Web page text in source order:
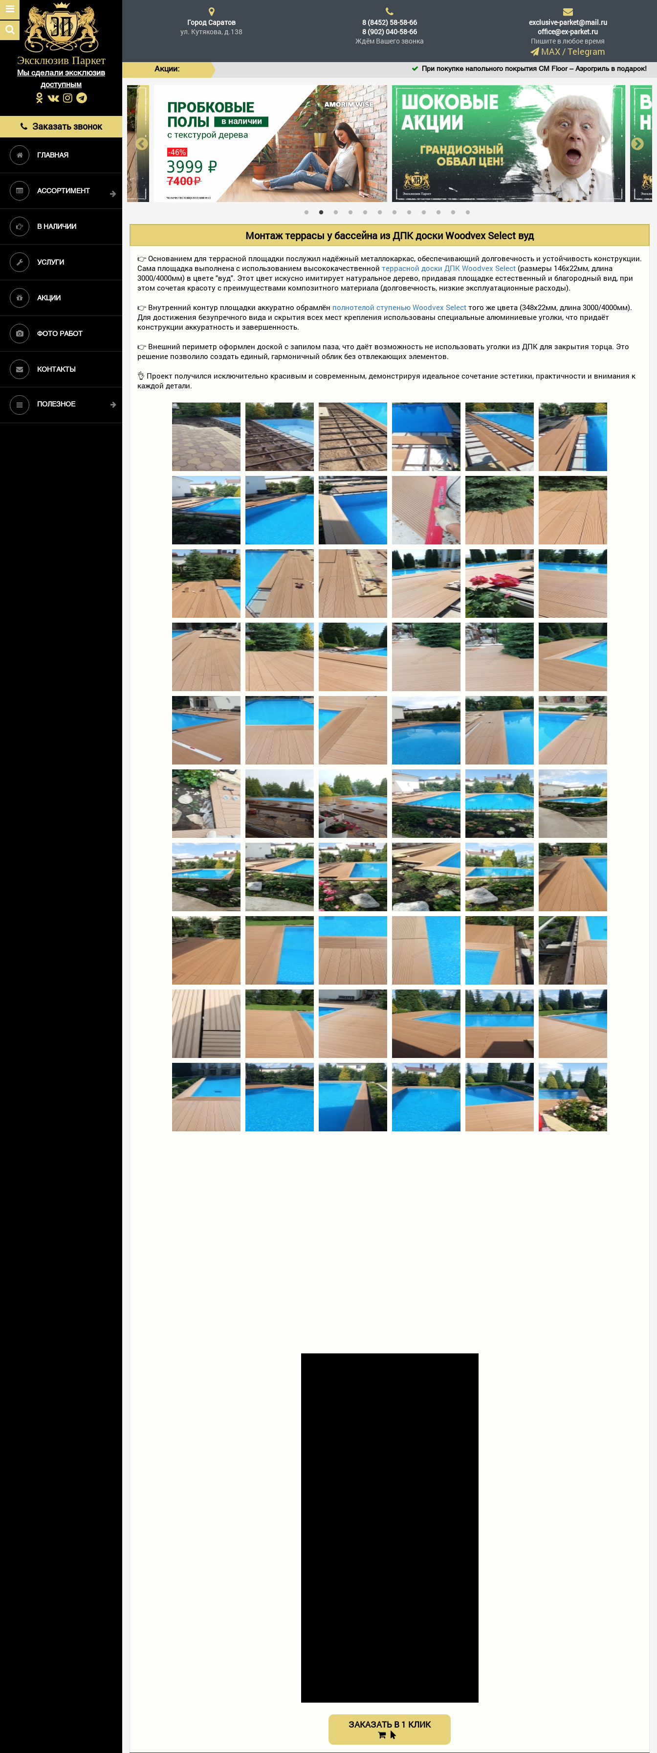
Эксклюзив Паркет
Мы сделали эксклюзив
доступным
Заказать звонок
ГЛАВНАЯ
АССОРТИМЕНТ
В НАЛИЧИИ
УСЛУГИ
АКЦИИ
ФОТО РАБОТ
КОНТАКТЫ
ПОЛЕЗНОЕ
ГородСаратов
ул. Кутякова, д.138
8 (8452) 58-58-66
8 (902) 040-58-66
Ждём Вашего звонка
exclusive-parket@mail.ru
office@ex-parket.ru
Пишите в любое время
MAX/Telegram
Акции: При покупке напольного покрытия CM Floor – Аэрогриль в подарок!
Монтаж террасы у бассейна из ДПК доски Woodvex Select вуд
👉 Основанием для террасной площадки послужил надёжный металлокаркас, обеспечивающий долговечность и устойчивость конструкции.
Сама площадка выполнена с использованием высококачественной террасной доски ДПК Woodvex Select (размеры 146х22мм, длина
3000/4000мм) в цвете "вуд". Этот цвет искусно имитирует натуральное дерево, придавая площадке естественный и благородный вид, при
этом сочетая красоту с преимуществами композитного материала (долговечность, низкие эксплуатационные расходы).
👉 Внутренний контур площадки аккуратно обрамлён полнотелой ступенью Woodvex Select того же цвета (348х22мм, длина 3000/4000мм).
Для достижения безупречного вида и скрытия всех мест крепления использованы специальные алюминиевые уголки, что придаёт
конструкции аккуратность и завершенность.
👉 Внешний периметр оформлен доской с запилом паза, что даёт возможность не использовать уголки из ДПК для закрытия торца. Это
решение позволило создать единый, гармоничный облик без отвлекающих элементов.
👌 Проект получился исключительно красивым и современным, демонстрируя идеальное сочетание эстетики, практичности и внимания к
каждой детали.
ЗАКАЗАТЬ В 1 КЛИК